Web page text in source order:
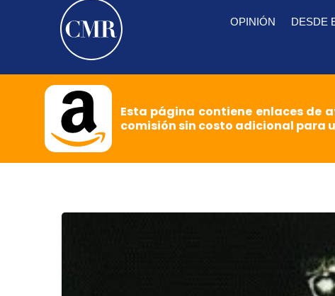
OPINIÓN DESDE
Esta página contiene enlaces de
comisión sin costo adicional para